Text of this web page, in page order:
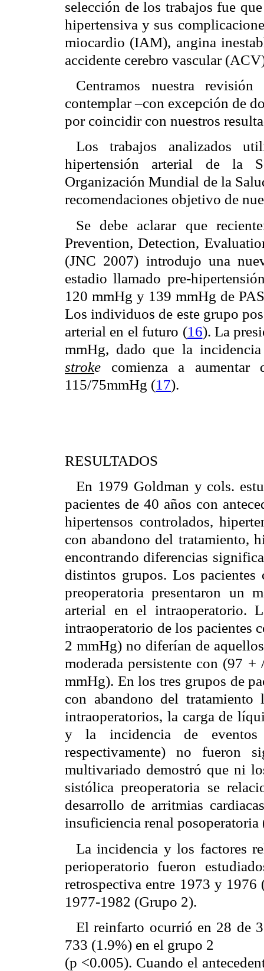
selección de los trabajos fue
hipertensiva y sus
miocardio (IAM), angina
accidente cerebro vascular
Centramos nuestra
contemplar –con excepción de
por coincidir con nuestros
Los trabajos analizados
hipertensión arterial de la
Organización Mundial de la
recomendaciones objetivo de
Se debe aclarar que
Prevention, Detection,
(JNC 2007) introdujo una
estadio llamado pre-
120 mmHg y 139 mmHg de
Los individuos de este grupo
arterial en el futuro (16). La
mmHg, dado que la
stroke comienza a
115/75mmHg (17).
RESULTADOS
En 1979 Goldman y cols.
pacientes de 40 años con
hipertensos controlados,
con abandono del tratamiento,
encontrando diferencias
distintos grupos. Los
preoperatoria presentaron un
arterial en el intraoperatorio.
intraoperatorio de los pacientes
2 mmHg) no diferían de
moderada persistente con (97
mmHg). En los tres grupos de
con abandono del tratamiento
intraoperatorios, la carga de
y la incidencia de
respectivamente) no fueron
multivariado demostró que ni
sistólica preoperatoria se
desarrollo de arritmias
insuficiencia renal posoperatoria
La incidencia y los factores
perioperatorio fueron
retrospectiva entre 1973 y
1977-1982 (Grupo 2).
El reinfarto ocurrió en 28 de
733 (1.9%) en el grupo 2
(p <0.005). Cuando el